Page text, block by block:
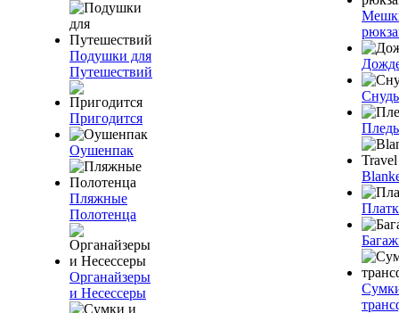
Подушки для
Путешествий
Пригодится
Оушенпак
Пляжные
Полотенца
Органайзеры
и Несессеры